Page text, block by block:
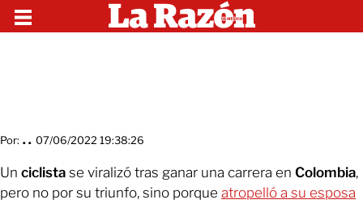
Por: . . 07/06/2022 19:38:26
Un ciclista se viralizó tras ganar una carrera en Colombia,
pero no por su triunfo, sino porque atropelló a su esposa